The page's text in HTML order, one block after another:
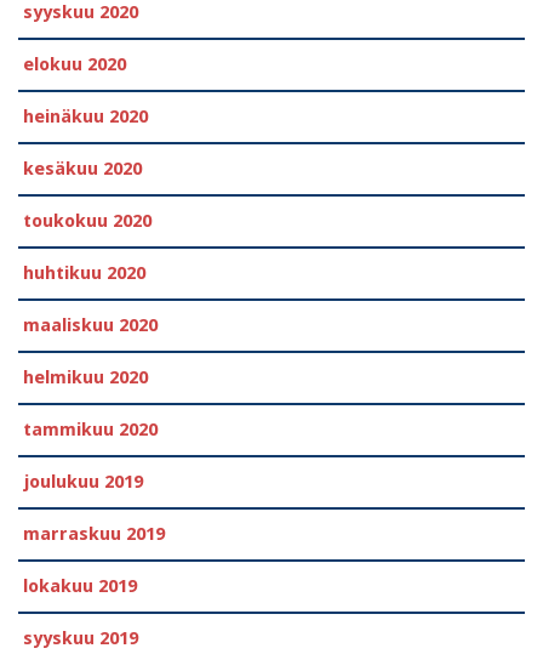
syyskuu 2020
elokuu 2020
heinäkuu 2020
kesäkuu 2020
toukokuu 2020
huhtikuu 2020
maaliskuu 2020
helmikuu 2020
tammikuu 2020
joulukuu 2019
marraskuu 2019
lokakuu 2019
syyskuu 2019